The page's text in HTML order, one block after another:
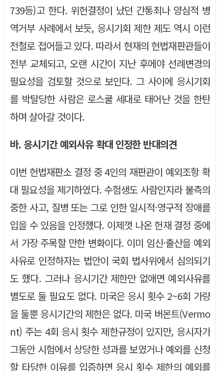
739등)고 한다. 위헌결정이 났던 간통죄나 양심적 병
역거부 사례에서 보듯, 응시기회 제한 제도 역시 이런
전철로 접어들고 있다. 따라서 현재의 헌법재판관들이
전부 교체되고, 오랜 시간이 지난 후에야 선례변경의
필요성을 검토할 것으로 보인다. 그 사이에 응시기회
를 박탈당한 사람은 로스쿨 세대로 태어난 것을 한탄
하며 살아갈 것이다.
바. 응시기간 예외사유 확대 인정한 반대의견
이번 헌법재판소 결정 중 4인의 재판관이 예외조항 확
대 필요성을 제기하였다. 수험생도 사람인지라 불측의
중한 사고, 질병 또는 그로 인한 일시적·영구적 장애를
입을 수 있음을 인정했다. 이제껏 나온 헌재 결정 중에
서 가장 주목할 만한 변화이다. 이미 임신·출산을 예외
사유로 인정하자는 법안이 국회 법사위에서 심의되기
도 했다. 그러나 응시기간 제한만 없애면 예외사유를
별도로 둘 필요도 없다. 미국은 응시 횟수 2~6회 가량
을 둘뿐 응시기간의 제한은 없다. 미국 버몬트(Vermo
nt) 주는 4회 응시 횟수 제한규정이 있지만, 응시자가
그동안 시험에서 상당한 성과를 보였거나 예외를 신청
할 타당한 이유를 입증하면 응시 횟수 제한의 예외를